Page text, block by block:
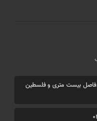
بیست متری و فلسطین